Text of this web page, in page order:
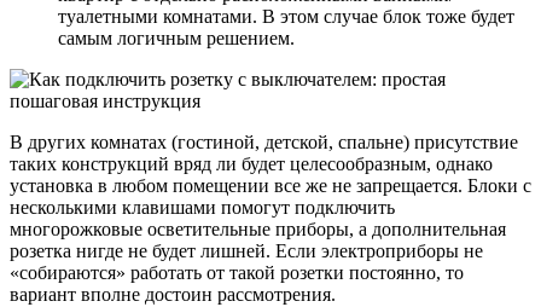
туалетными комнатами. В этом случае блок тоже будет
самым логичным решением.
В других комнатах (гостиной, детской, спальне) присутствие
таких конструкций вряд ли будет целесообразным, однако
установка в любом помещении все же не запрещается. Блоки с
несколькими клавишами помогут подключить
многорожковые осветительные приборы, а дополнительная
розетка нигде не будет лишней. Если электроприборы не
«собираются» работать от такой розетки постоянно, то
вариант вполне достоин рассмотрения.